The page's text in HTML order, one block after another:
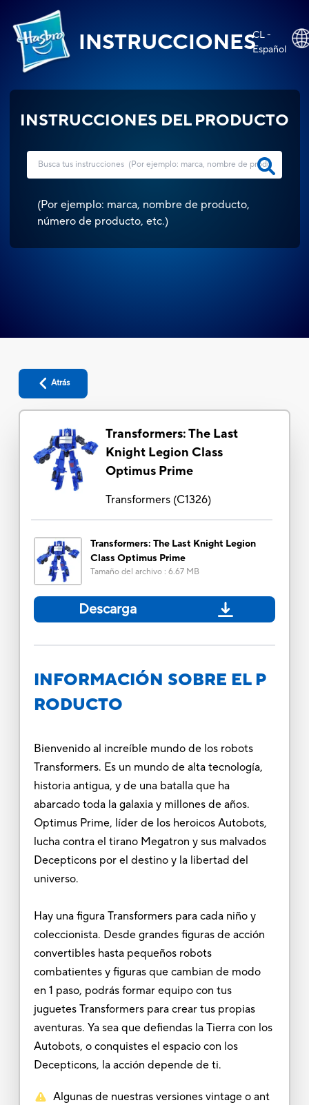
INSTRUCCIONESCL -
Español
INSTRUCCIONES DEL PRODUCTO
(Por ejemplo: marca, nombre de producto,
número de producto, etc.)
Atrás
Transformers: The Last
Knight Legion Class
Optimus Prime
Transformers(C1326)
Transformers: The Last Knight Legion
Class Optimus Prime
Tamaño del archivo: 6.67 MB
Descarga
INFORMACIÓN SOBRE EL P
RODUCTO
Bienvenido al increíble mundo de los robots
Transformers. Es un mundo de alta tecnología,
historia antigua, y de una batalla que ha
abarcado toda la galaxia y millones de años.
Optimus Prime, líder de los heroicos Autobots,
lucha contra el tirano Megatron y sus malvados
Decepticons por el destino y la libertad del
universo.
Hay una figura Transformers para cada niño y
coleccionista. Desde grandes figuras de acción
convertibles hasta pequeños robots
combatientes y figuras que cambian de modo
en 1 paso, podrás formar equipo con tus
juguetes Transformers para crear tus propias
aventuras. Ya sea que defiendas la Tierra con los
Autobots, o conquistes el espacio con los
Decepticons, la acción depende de ti.
Algunas de nuestras versiones vintage o ant